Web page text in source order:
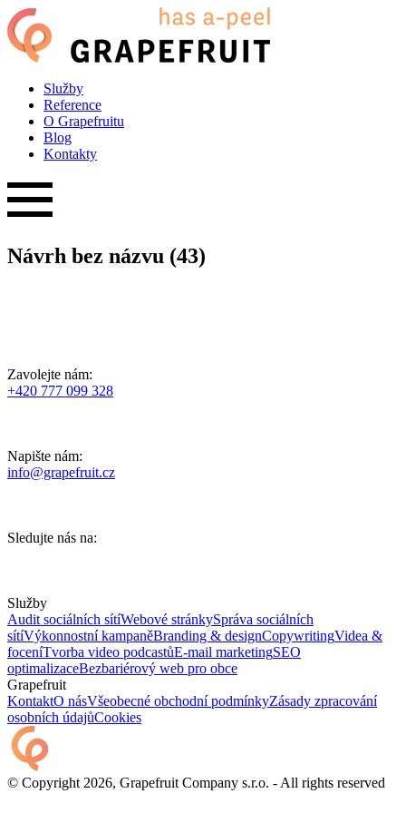
Služby
Reference
O Grapefruitu
Blog
Kontakty
Návrh bez názvu (43)
Zavolejte nám:
+420 777 099 328
Napište nám:
info@grapefruit.cz
Sledujte nás na:
Služby
Audit sociálních sítíWebové stránkySpráva sociálních
sítíVýkonnostní kampaněBranding & designCopywritingVidea &
foceníTvorba video podcastůE-mail marketingSEO
optimalizaceBezbariérový web pro obce
Grapefruit
KontaktO násVšeobecné obchodní podmínkyZásady zpracování
osobních údajůCookies
© Copyright 2026, Grapefruit Company s.r.o. - All rights reserved